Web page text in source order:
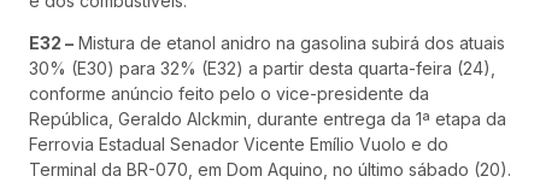
E32 – Mistura de etanol anidro na gasolina subirá dos atuais
30% (E30) para 32% (E32) a partir desta quarta-feira (24),
conforme anúncio feito pelo o vice-presidente da
República, Geraldo Alckmin, durante entrega da 1ª etapa da
Ferrovia Estadual Senador Vicente Emílio Vuolo e do
Terminal da BR-070, em Dom Aquino, no último sábado (20).